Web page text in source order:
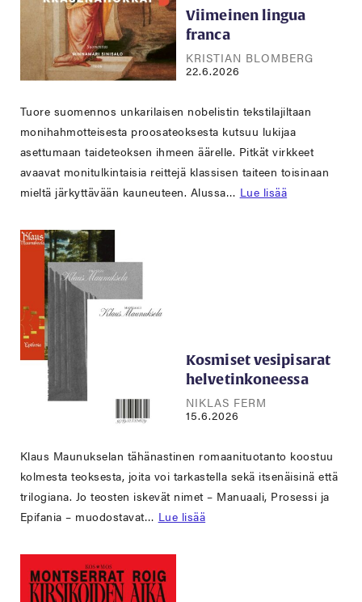
Viimeinen lingua
franca
KRISTIAN BLOMBERG
22.6.2026
Tuore suomennos unkarilaisen nobelistin tekstilajiltaan
monihahmotteisesta proosateoksesta kutsuu lukijaa
asettumaan taideteoksen ihmeen äärelle. Pitkät virkkeet
avaavat monitulkintaisia reittejä klassisen taiteen toisinaan
mieltä järkyttävään kauneuteen. Alussa… Lue lisää
Kosmiset vesipisarat
helvetinkoneessa
NIKLAS FERM
15.6.2026
Klaus Maunukselan tähänastinen romaanituotanto koostuu
kolmesta teoksesta, joita voi tarkastella sekä itsenäisinä että
trilogiana. Jo teosten iskevät nimet – Manuaali, Prosessi ja
Epifania – muodostavat… Lue lisää